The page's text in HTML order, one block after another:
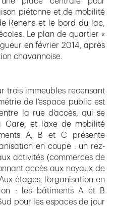
piétonne et de mobilité
Renens et le bord du lac,
Le plan de quartier «
en février 2014, après
chavannoise.
trois immeubles recensant
de l’espace public est
la rue d’accès, qui se
Gare, et l’axe de mobilité
A, B et C présente
en coupe : un rez-
activités (commerces de
accès aux noyaux de
étages, l’organisation en
: les bâtiments A et B
pour les espaces de jour